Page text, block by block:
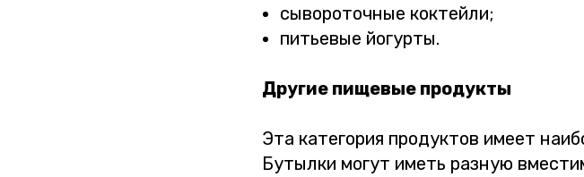
сывороточные коктейли;
питьевые йогурты.
Другие пищевые продукты
Эта категория продуктов имеет
Бутылки могут иметь разную